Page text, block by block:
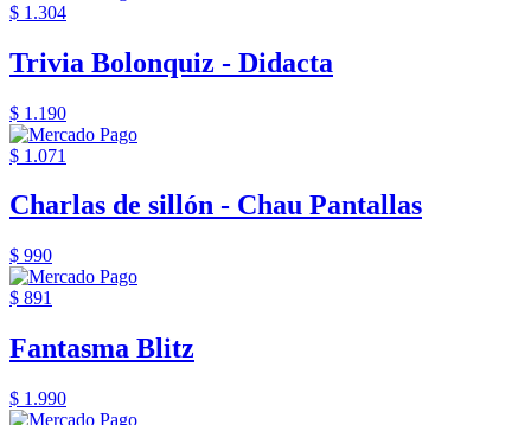
$ 1.304
Trivia Bolonquiz - Didacta
$ 1.190
$ 1.071
Charlas de sillón - Chau Pantallas
$ 990
$ 891
Fantasma Blitz
$ 1.990